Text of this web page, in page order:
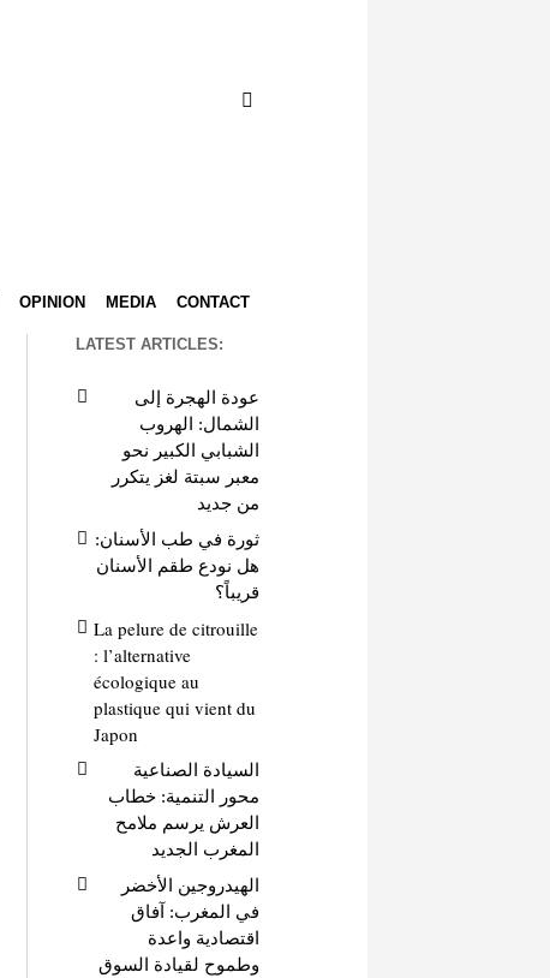
OPINION MEDIA CONTACT
LATEST ARTICLES:
عودة الهجرة إلى
الشمال: الهروب
الشبابي الكبير نحو
معبر سبتة لغز يتكرر
من جديد
ثورة في طب الأسنان:
هل نودع طقم الأسنان
قريباً؟
La pelure de citrouille
: l’alternative
écologique au
plastique qui vient du
Japon
السيادة الصناعية
محور التنمية: خطاب
العرش يرسم ملامح
المغرب الجديد
الهيدروجين الأخضر
في المغرب: آفاق
اقتصادية واعدة
وطموح لقيادة السوق